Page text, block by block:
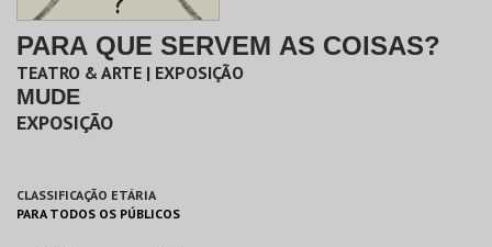
PARA QUE SERVEM AS COISAS?
TEATRO & ARTE | EXPOSIÇÃO
MUDE
EXPOSIÇÃO
CLASSIFICAÇÃO ETÁRIA
PARA TODOS OS PÚBLICOS